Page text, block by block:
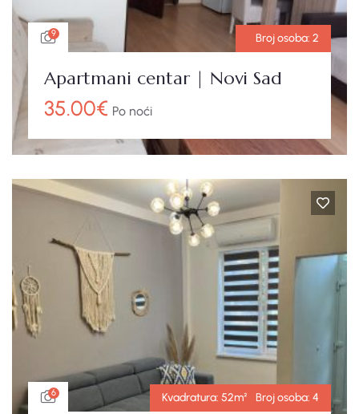
9 Broj osoba: 2
Apartmani centar | Novi Sad
35.00€ Po noći
6 Kvadratura: 52m² Broj osoba: 4